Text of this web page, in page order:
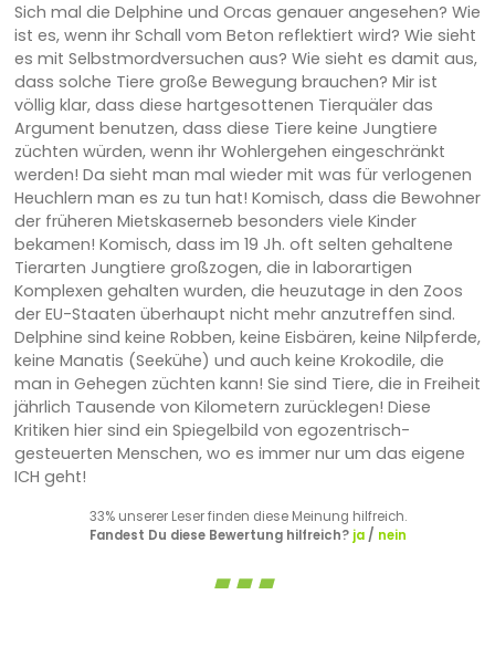
Sich mal die Delphine und Orcas genauer angesehen? Wie
ist es, wenn ihr Schall vom Beton reflektiert wird? Wie sieht
es mit Selbstmordversuchen aus? Wie sieht es damit aus,
dass solche Tiere große Bewegung brauchen? Mir ist
völlig klar, dass diese hartgesottenen Tierquäler das
Argument benutzen, dass diese Tiere keine Jungtiere
züchten würden, wenn ihr Wohlergehen eingeschränkt
werden! Da sieht man mal wieder mit was für verlogenen
Heuchlern man es zu tun hat! Komisch, dass die Bewohner
der früheren Mietskaserneb besonders viele Kinder
bekamen! Komisch, dass im 19 Jh. oft selten gehaltene
Tierarten Jungtiere großzogen, die in laborartigen
Komplexen gehalten wurden, die heuzutage in den Zoos
der EU-Staaten überhaupt nicht mehr anzutreffen sind.
Delphine sind keine Robben, keine Eisbären, keine Nilpferde,
keine Manatis (Seekühe) und auch keine Krokodile, die
man in Gehegen züchten kann! Sie sind Tiere, die in Freiheit
jährlich Tausende von Kilometern zurücklegen! Diese
Kritiken hier sind ein Spiegelbild von egozentrisch-
gesteuerten Menschen, wo es immer nur um das eigene
ICH geht!
33% unserer Leser finden diese Meinung hilfreich.
Fandest Du diese Bewertung hilfreich? ja/ nein